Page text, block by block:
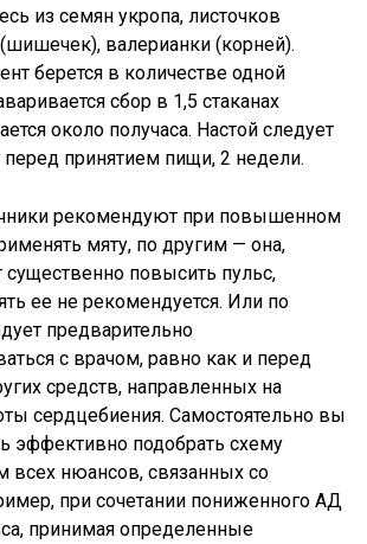
из семян укропа, листочков
валерианки (корней).
берется в количестве одной
сбор в 1,5 стаканах
около получаса. Настой следует
перед принятием пищи, 2 недели.
рекомендуют при повышенном
мяту, по другим — она,
повысить пульс,
ее не рекомендуется. Или по
предварительно
с врачом, равно как и перед
средств, направленных на
сердцебиения. Самостоятельно вы
эффективно подобрать схему
всех нюансов, связанных со
при сочетании пониженного АД
принимая определенные